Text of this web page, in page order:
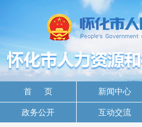
首 页 新闻中心
政务公开 互动交流